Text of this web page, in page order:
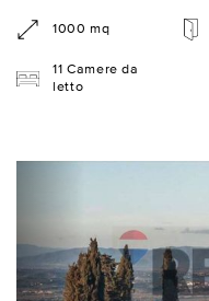
1000 mq
11 Camere da
letto